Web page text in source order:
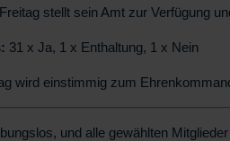
stellt sein Amt zur Verfügung
31 x Ja, 1 x Enthaltung, 1 x Nein
wird einstimmig zum
und alle gewählten